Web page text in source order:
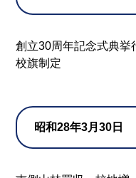
創立30周年記念式典挙
校旗制定
昭和28年3月30日